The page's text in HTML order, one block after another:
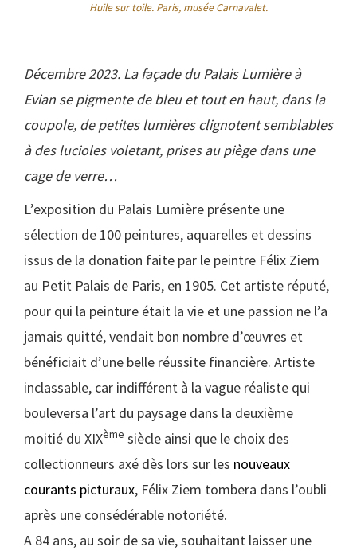
Huile sur toile. Paris, musée Carnavalet.
Décembre 2023. La façade du Palais Lumière à
Evian se pigmente de bleu et tout en haut, dans la
coupole, de petites lumières clignotent semblables
à des lucioles voletant, prises au piège dans une
cage de verre…
L’exposition du Palais Lumière présente une
sélection de 100 peintures, aquarelles et dessins
issus de la donation faite par le peintre Félix Ziem
au Petit Palais de Paris, en 1905. Cet artiste réputé,
pour qui la peinture était la vie et une passion ne l’a
jamais quitté, vendait bon nombre d’œuvres et
bénéficiait d’une belle réussite financière. Artiste
inclassable, car indifférent à la vague réaliste qui
bouleversa l’art du paysage dans la deuxième
moitié du XIXème siècle ainsi que le choix des
collectionneurs axé dès lors sur les nouveaux
courants picturaux, Félix Ziem tombera dans l’oubli
après une consédérable notoriété.
A 84 ans, au soir de sa vie, souhaitant laisser une